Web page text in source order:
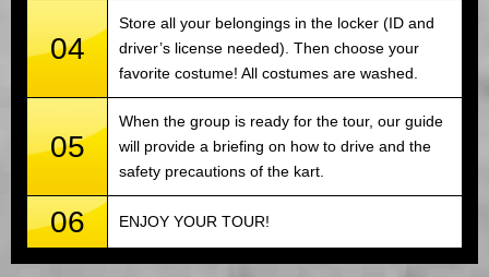
04
Store all your belongings in the locker (ID and
driver’s license needed). Then choose your
favorite costume! All costumes are washed.
05
When the group is ready for the tour, our guide
will provide a briefing on how to drive and the
safety precautions of the kart.
06 ENJOY YOUR TOUR!